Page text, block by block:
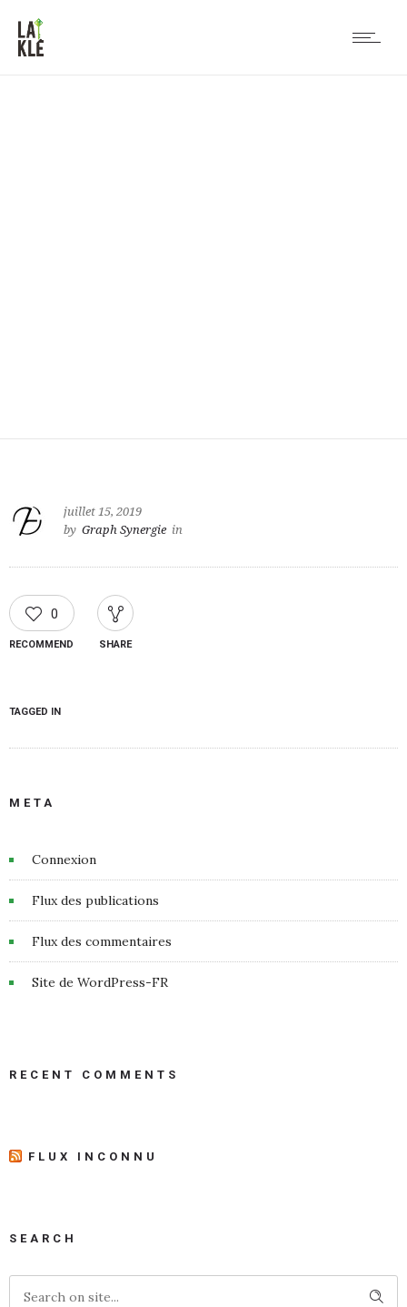
juillet 15, 2019
by Graph Synergie in
0
RECOMMEND SHARE
TAGGED IN
META
Connexion
Flux des publications
Flux des commentaires
Site de WordPress-FR
RECENT COMMENTS
FLUX INCONNU
SEARCH